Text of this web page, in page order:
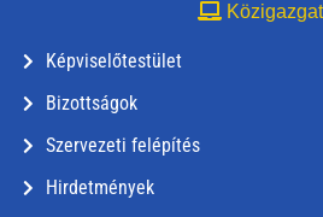
Képviselőtestület
Bizottságok
Szervezeti felépítés
Hirdetmények